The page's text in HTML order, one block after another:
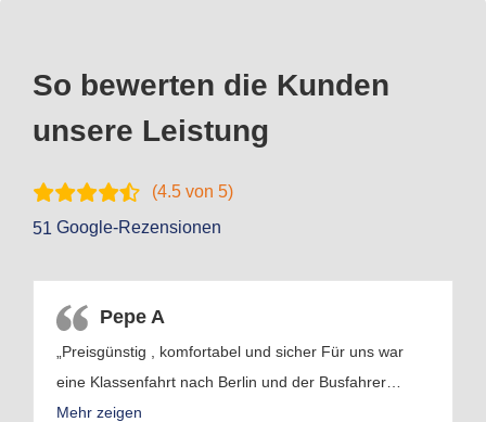
So bewerten die Kunden
unsere Leistung
(4.5 von 5)
51 Google-Rezensionen
Pepe A
„Preisgünstig , komfortabel und sicher Für uns war
eine Klassenfahrt nach Berlin und der Busfahrer
Mehr zeigen